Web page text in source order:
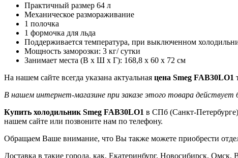
Практичный размер 64 л
Механическое размораживание
1 полочка
1 формочка для льда
Поддерживается температура, при выключенном
Мощность заморозки: 3 кг/ сутки
Занимает места (В х Ш х Г): 168,8 х 60 х 72 см
На нашем сайте всегда указана актуальная цена Smeg FAB30LO1
В нашем интернет-магазине при заказе этого товара
Купить холодильник Smeg FAB30LO1 в СПб (Санкт-
нашем сайте или позвоните нам по телефону.
Обращаем Ваше внимание, что Вы также можете приобрести
Доставка в такие города, как, Екатеринбург, Новосибирск,